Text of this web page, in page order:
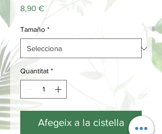
8,90 €Price
Tamaño *
Quantitat *
Afegeix a la cistella